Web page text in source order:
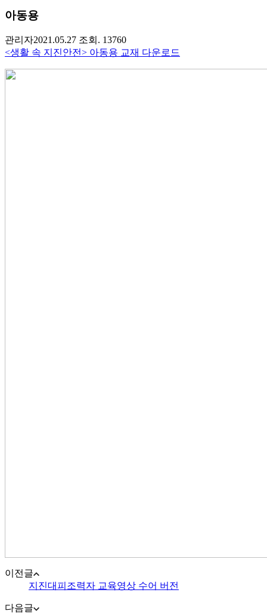
아동용
관리자2021.05.27 조회. 13760
<생활 속 지진안전> 아동용 교재 다운로드
이전글
지진대피조력자 교육영상 수어 버전
다음글